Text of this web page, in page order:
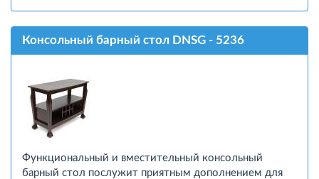
Консольный барный стол DNSG - 5236
Функциональный и вместительный консольный
барный стол послужит приятным дополнением для